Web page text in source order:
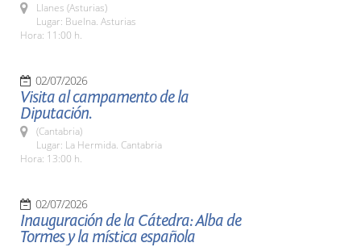
Llanes (Asturias)
Lugar: Buelna. Asturias
Hora: 11:00 h.
02/07/2026
Visita al campamento de la
Diputación.
(Cantabria)
Lugar: La Hermida. Cantabria
Hora: 13:00 h.
02/07/2026
Inauguración de la Cátedra: Alba de
Tormes y la mística española